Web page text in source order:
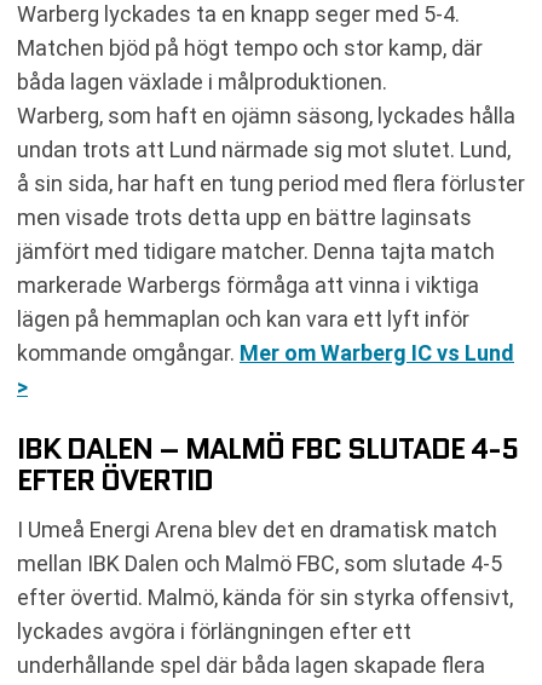
Warberg lyckades ta en knapp seger med 5-4.
Matchen bjöd på högt tempo och stor kamp, där
båda lagen växlade i målproduktionen.
Warberg, som haft en ojämn säsong, lyckades hålla
undan trots att Lund närmade sig mot slutet. Lund,
å sin sida, har haft en tung period med flera förluster
men visade trots detta upp en bättre laginsats
jämfört med tidigare matcher. Denna tajta match
markerade Warbergs förmåga att vinna i viktiga
lägen på hemmaplan och kan vara ett lyft inför
kommande omgångar. Mer om Warberg IC vs Lund
>
IBK DALEN – MALMÖ FBC SLUTADE 4-5
EFTER ÖVERTID
I Umeå Energi Arena blev det en dramatisk match
mellan IBK Dalen och Malmö FBC, som slutade 4-5
efter övertid. Malmö, kända för sin styrka offensivt,
lyckades avgöra i förlängningen efter ett
underhållande spel där båda lagen skapade flera